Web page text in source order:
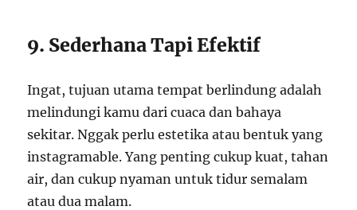
9. Sederhana Tapi Efektif
Ingat, tujuan utama tempat berlindung adalah
melindungi kamu dari cuaca dan bahaya
sekitar. Nggak perlu estetika atau bentuk yang
instagramable. Yang penting cukup kuat, tahan
air, dan cukup nyaman untuk tidur semalam
atau dua malam.